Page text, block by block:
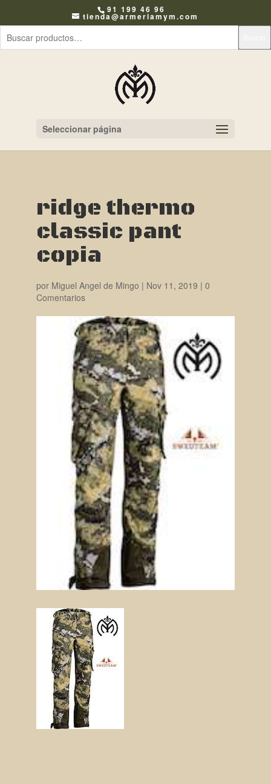
91 199 46 96
tienda@armeriamym.com
Seleccionar página
ridge thermo
classic pant
copia
por Miguel Angel de Mingo | Nov 11, 2019 | 0
Comentarios